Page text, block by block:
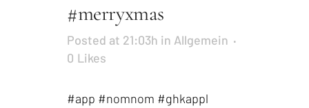
#merryxmas
Posted at 21:03h in Allgemein
0 Likes
#app #nomnom #ghkappl